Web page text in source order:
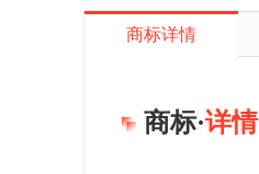
商标详情
商标·详情